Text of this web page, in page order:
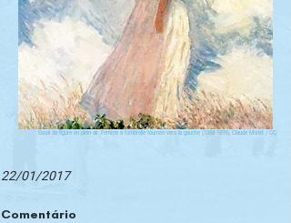
Essai de figure en plein-air: Femme à l'ombrelle tournée vers la gauche (1868-1899), Claude Monet / CC
22/01/2017
Comentário